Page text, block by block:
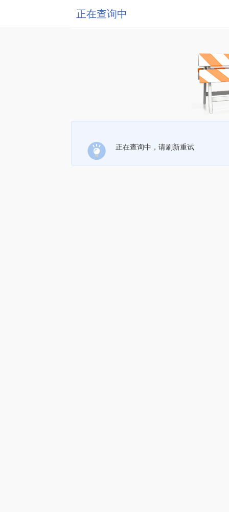
正在查询中
正在查询中，请刷新重试